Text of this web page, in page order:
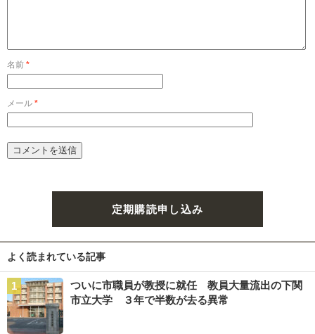
名前 *
メール *
定期購読申し込み
よく読まれている記事
ついに市職員が教授に就任 教員大量流出の下関
市立大学 ３年で半数が去る異常